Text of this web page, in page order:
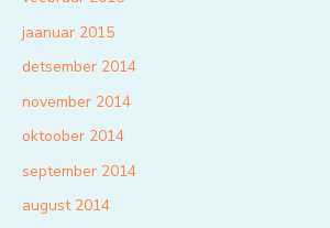
jaanuar 2015
detsember 2014
november 2014
oktoober 2014
september 2014
august 2014